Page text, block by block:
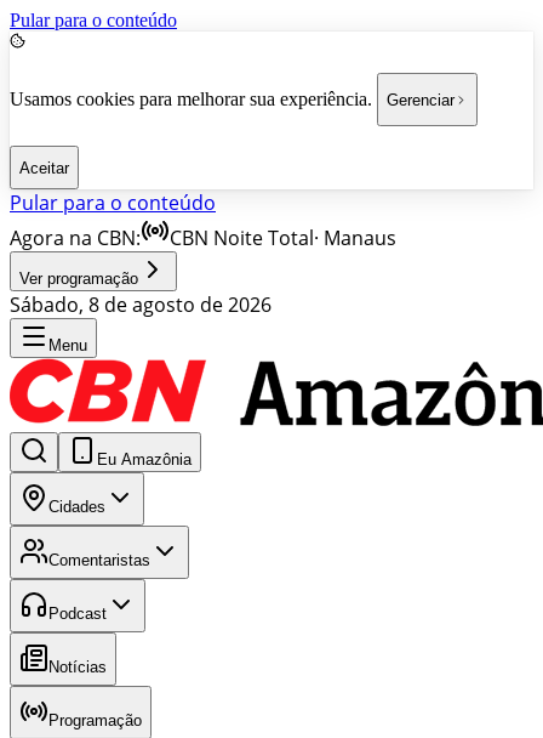
Pular para o conteúdo
Usamos cookies para melhorar sua experiência. Gerenciar
Aceitar
Pular para o conteúdo
Agora na CBN:
CBN Noite Total· Manaus
Ver programação
Sábado, 8 de agosto de 2026
Menu
Eu Amazônia
Cidades
Comentaristas
Podcast
Notícias
Programação